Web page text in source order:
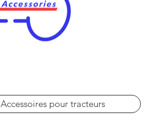
Accessoires pour tracteurs